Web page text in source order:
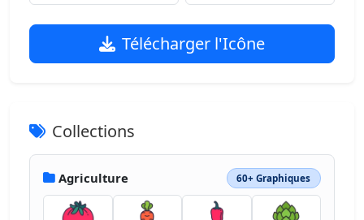
Télécharger l'Icône
Collections
Agriculture 60+ Graphiques